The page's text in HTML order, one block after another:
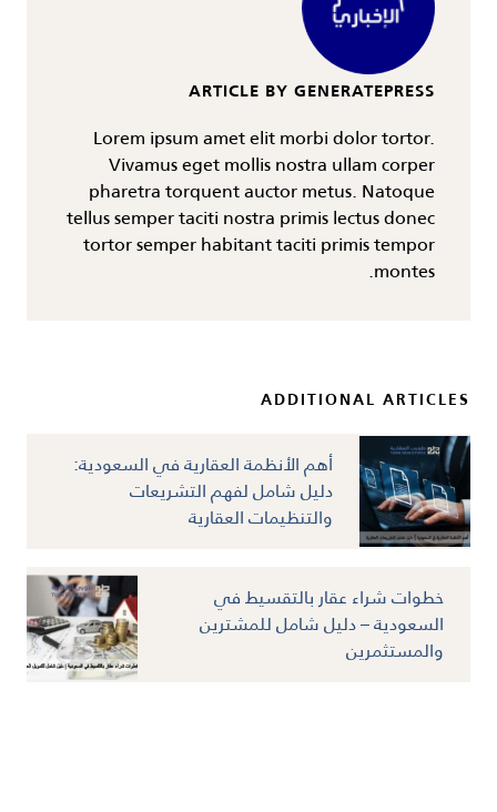
ARTICLE BY GENERATEPRESS
Lorem ipsum amet elit morbi dolor tortor.
Vivamus eget mollis nostra ullam corper
pharetra torquent auctor metus. Natoque
tellus semper taciti nostra primis lectus donec
tortor semper habitant taciti primis tempor
montes.
ADDITIONAL ARTICLES
أهم الأنظمة العقارية في السعودية:
دليل شامل لفهم التشريعات
والتنظيمات العقارية
خطوات شراء عقار بالتقسيط في
السعودية – دليل شامل للمشترين
والمستثمرين